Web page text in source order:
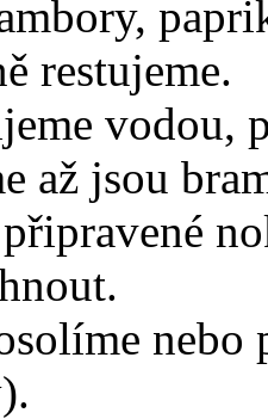
restujeme.
vodou,
až jsou